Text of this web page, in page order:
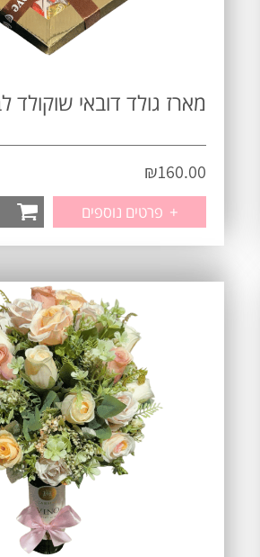
מארז גולד דובאי שוקולד
₪160.00
+ פרטים נוספים